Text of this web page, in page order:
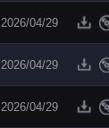
2026/04/29
2026/04/29
2026/04/29